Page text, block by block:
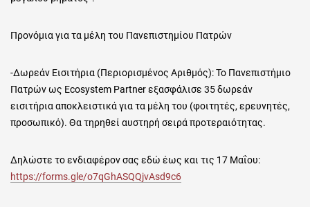
Προνόμια για τα μέλη του Πανεπιστημίου Πατρών
-Δωρεάν Εισιτήρια (Περιορισμένος Αριθμός): Το Πανεπιστήμιο
Πατρών ως Ecosystem Partner εξασφάλισε 35 δωρεάν
εισιτήρια αποκλειστικά για τα μέλη του (φοιτητές, ερευνητές,
προσωπικό). Θα τηρηθεί αυστηρή σειρά προτεραιότητας.
Δηλώστε το ενδιαφέρον σας εδώ έως και τις 17 Μαΐου:
https://forms.gle/o7qGhASQQjvAsd9c6